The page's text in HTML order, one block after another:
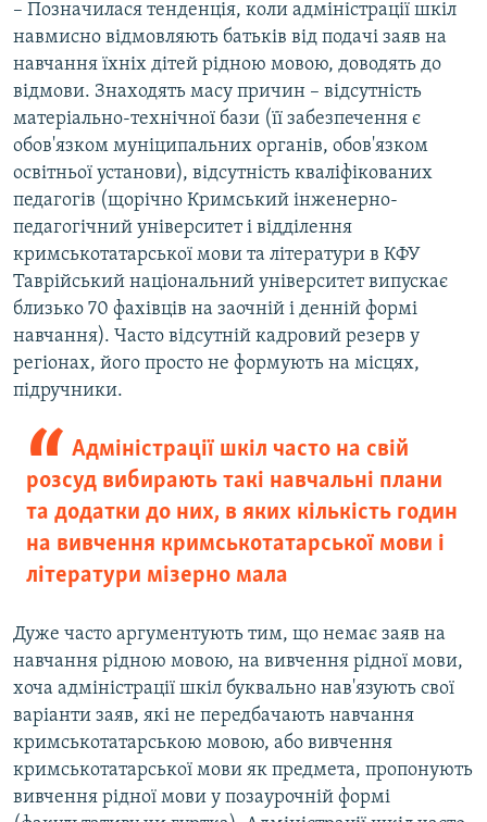
– Позначилася тенденція, коли адміністрації шкіл
навмисно відмовляють батьків від подачі заяв на
навчання їхніх дітей рідною мовою, доводять до
відмови. Знаходять масу причин – відсутність
матеріально-технічної бази (її забезпечення є
обов'язком муніципальних органів, обов'язком
освітньої установи), відсутність кваліфікованих
педагогів (щорічно Кримський інженерно-
педагогічний університет і відділення
кримськотатарської мови та літератури в КФУ
Таврійський національний університет випускає
близько 70 фахівців на заочній і денній формі
навчання). Часто відсутній кадровий резерв у
регіонах, його просто не формують на місцях,
підручники.
Адміністрації шкіл часто на свій
розсуд вибирають такі навчальні плани
та додатки до них, в яких кількість годин
на вивчення кримськотатарської мови і
літератури мізерно мала
Дуже часто аргументують тим, що немає заяв на
навчання рідною мовою, на вивчення рідної мови,
хоча адміністрації шкіл буквально нав'язують свої
варіанти заяв, які не передбачають навчання
кримськотатарською мовою, або вивчення
кримськотатарської мови як предмета, пропонують
вивчення рідної мови у позаурочній формі